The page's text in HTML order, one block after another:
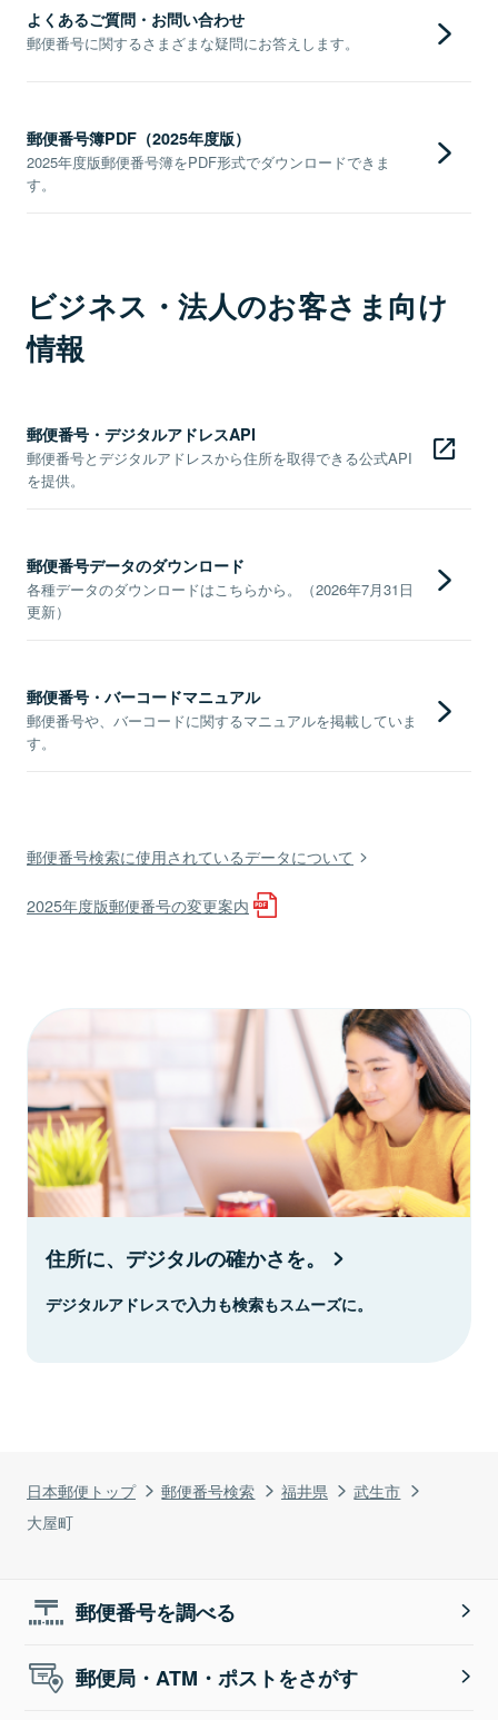
日本郵便トップ 郵便番号検索 福井県
武生市
大屋町
よくあるご質問・お問い合わせ
郵便番号に関するさまざまな疑問にお答えします。
郵便番号簿PDF（2025年度版）
2025年度版郵便番号簿をPDF形式でダウンロードできま
す。
ビジネス・法人のお客さま向け
情報
郵便番号・デジタルアドレスAPI
郵便番号とデジタルアドレスから住所を取得できる公式API
を提供。
郵便番号データのダウンロード
各種データのダウンロードはこちらから。（2026年7月31日
更新）
郵便番号・バーコードマニュアル
郵便番号や、バーコードに関するマニュアルを掲載していま
す。
郵便番号検索に使用されているデータについて
2025年度版郵便番号の変更案内
住所に、デジタルの確かさを。
デジタルアドレスで入力も検索もスムーズに。
郵便番号を調べる
郵便局・ATM・ポストをさがす